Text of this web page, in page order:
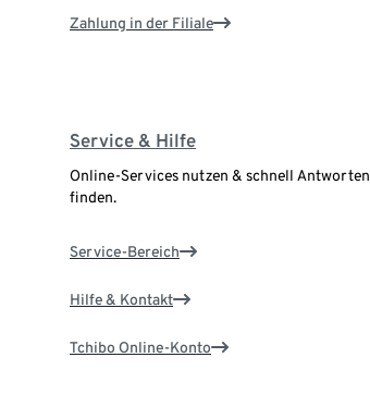
Zahlung in der Filiale
Service & Hilfe
Online-Services nutzen & schnell Antworten
finden.
Service-Bereich
Hilfe & Kontakt
Tchibo Online-Konto